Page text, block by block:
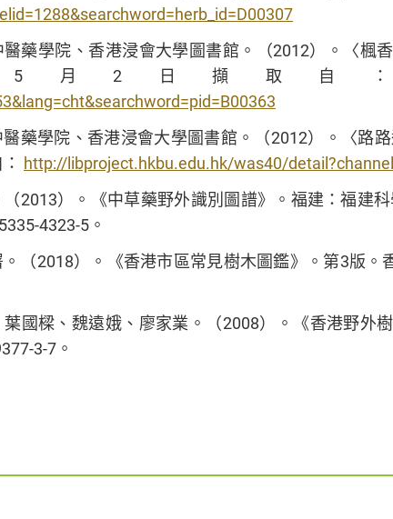
藥學院、香港浸會大學圖書館。（2012）。〈楓
5月2日擷取自
藥學院、香港浸會大學圖書館。（2012）。〈路
http://libproject.hkbu.edu.hk/was40/
（2013）。《中草藥野外識別圖譜》。福建：福建
4323-5。
（2018）。《香港市區常見樹木圖鑑》。第3版
國樑、魏遠娥、廖家業。（2008）。《香港野外
3-7。